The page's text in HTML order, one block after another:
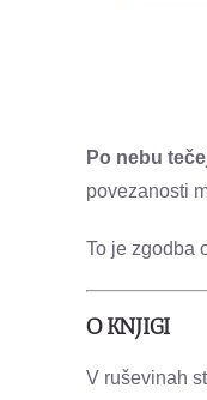
Po nebu
povezanosti
To je zgodba
O KNJIGI
V ruševinah